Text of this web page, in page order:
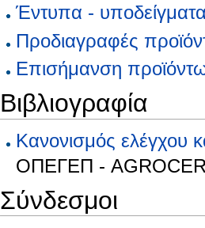
Έντυπα -
Προδιαγραφές
Επισήμανση
Βιβλιογραφία
Κανονισμός ελέγχου
ΟΠΕΓΕΠ -
Σύνδεσμοι